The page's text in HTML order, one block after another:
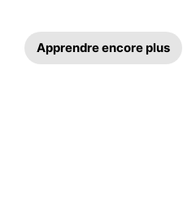
Apprendre encore plus